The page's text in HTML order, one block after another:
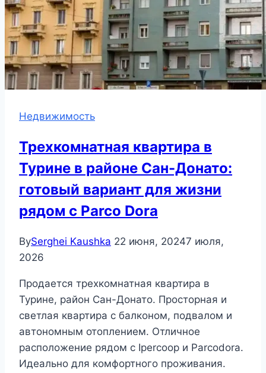
Недвижимость
Трехкомнатная квартира в
Турине в районе Сан-Донато:
готовый вариант для жизни
рядом с Parco Dora
BySerghei Kaushka 22 июня, 20247 июля,
2026
Продается трехкомнатная квартира в
Турине, район Сан-Донато. Просторная и
светлая квартира с балконом, подвалом и
автономным отоплением. Отличное
расположение рядом с Ipercoop и Parcodora.
Идеально для комфортного проживания.